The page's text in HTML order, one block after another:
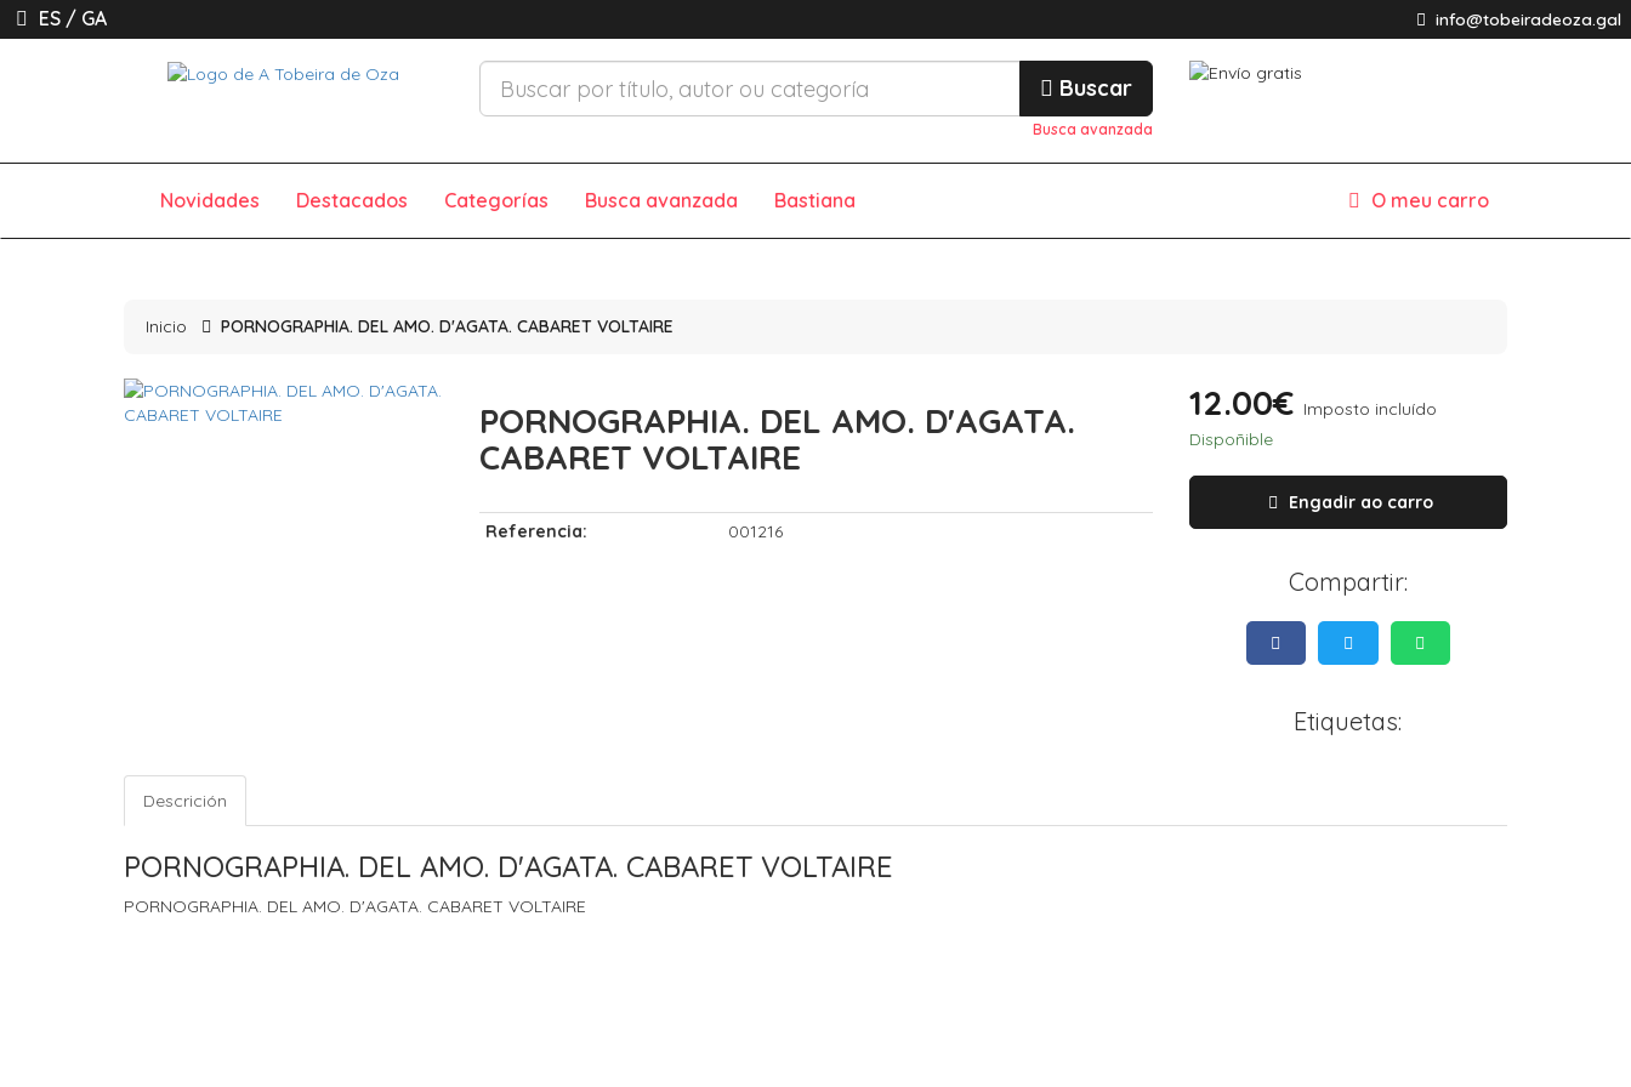
ES / GA info@tobeiradeoza.gal
Buscar
Busca avanzada
Novidades Destacados Categorías Busca avanzada Bastiana O meu carro
Inicio PORNOGRAPHIA. DEL AMO. D'AGATA. CABARET VOLTAIRE
PORNOGRAPHIA. DEL AMO. D'AGATA.
CABARET VOLTAIRE
Referencia: 001216
12.00€ Imposto incluído
Dispoñible
Engadir ao carro
Compartir:
Etiquetas:
Descrición
PORNOGRAPHIA. DEL AMO. D'AGATA. CABARET VOLTAIRE
PORNOGRAPHIA. DEL AMO. D'AGATA. CABARET VOLTAIRE